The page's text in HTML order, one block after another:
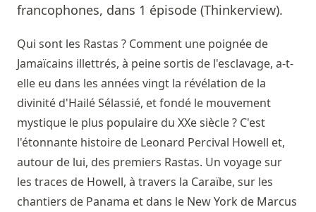
francophones, dans 1 épisode (Thinkerview).
Qui sont les Rastas ? Comment une poignée de
Jamaïcains illettrés, à peine sortis de l'esclavage, a-t-
elle eu dans les années vingt la révélation de la
divinité d'Hailé Sélassié, et fondé le mouvement
mystique le plus populaire du XXe siècle ? C'est
l'étonnante histoire de Leonard Percival Howell et,
autour de lui, des premiers Rastas. Un voyage sur
les traces de Howell, à travers la Caraïbe, sur les
chantiers de Panama et dans le New York de Marcus